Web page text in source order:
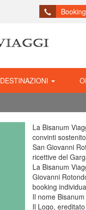
DESTINAZIONI
La Bisanum
convinti
San Giovanni
ricettive del
La Bisanum
Giovanni
booking
Il nome
Il Logo,